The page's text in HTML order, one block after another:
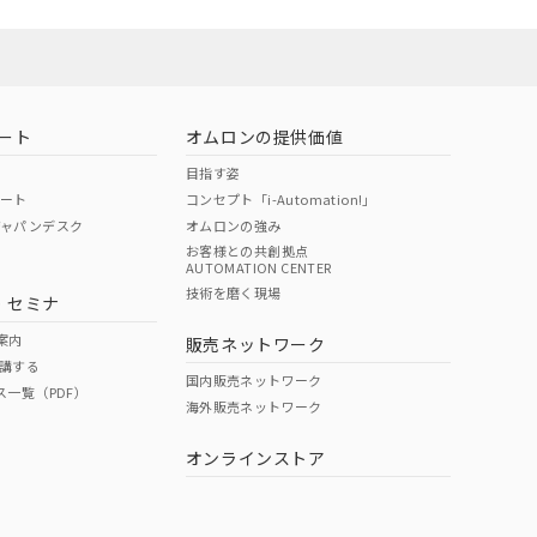
O O
ページへ
ください
ト
ト
パンデスク
セミナ
内
する
覧（PDF）
オムロンの提供価値
目指す姿
コンセプト「i-Automation!」
オムロンの強み
お客様との共創拠点
AUTOMATION CENTER
技術を磨く現場
販売ネットワーク
国内販売ネットワーク
海外販売ネットワーク
オンラインストア